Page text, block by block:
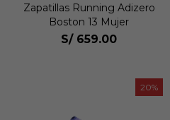
Zapatillas Running Adizero
Boston 13 Mujer
S/ 659.00
20